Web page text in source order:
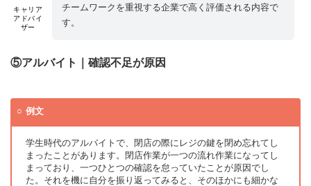
キャリア
アドバイ
ザー
チームワークを重視する企業で高く評価される内容で
す。
⑤アルバイト｜確認不足が原因
例文
学生時代のアルバイトで、閉店の際にレジの鍵を閉め忘れてし
まったことがあります。閉店作業が一つの流れ作業になってし
まっており、一つひとつの確認を怠っていたことが原因でし
た。それを機に自分を振り返ってみると、そのほかにも細かな